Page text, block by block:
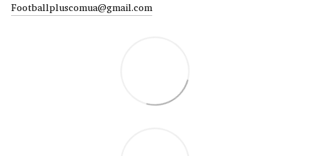
Footballpluscomua@gmail.com